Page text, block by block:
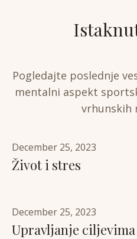
Pogledajte poslednje
mentalni aspekt
vrhunskih
December 25, 2023
Život i stres
December 25, 2023
Upravljanje